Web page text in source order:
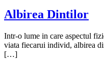
Albirea Dintilor
Intr-o lume in care aspectul
viata fiecarui individ, albirea
[…]